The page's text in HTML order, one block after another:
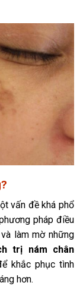
vấn đề khá phổ
pháp điều
làm mờ những
trị nám chân
khắc phục tình
hơn.